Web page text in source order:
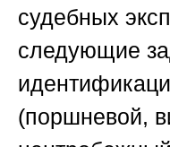
судебных
следующие
(поршневой,